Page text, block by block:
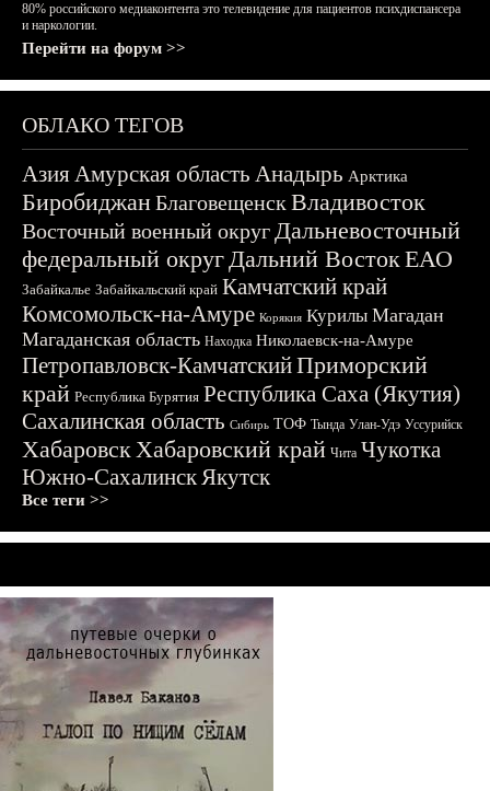
80% российского медиаконтента это телевидение для пациентов психдиспансера
и наркологии.
Перейти на форум >>
ОБЛАКО ТЕГОВ
АзияАмурская область Анадырь Арктика
БиробиджанБлаговещенскВладивосток
Восточный военный округДальневосточный
федеральный округДальний ВостокЕАО
Забайкалье Забайкальский край Камчатский край
Комсомольск-на-Амуре Корякия Курилы Магадан
Магаданская область Находка Николаевск-на-Амуре
Петропавловск-КамчатскийПриморский
край Республика Бурятия Республика Саха (Якутия)
Сахалинская область Сибирь ТОФ Тында Улан-Удэ Уссурийск
ХабаровскХабаровский край Чита Чукотка
Южно-СахалинскЯкутск
Все теги >>